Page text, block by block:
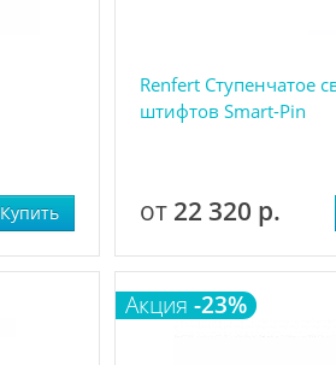
Купить
Renfert Ступенчатое
штифтов Smart-Pin
от 22 320 р.
Акция -23%